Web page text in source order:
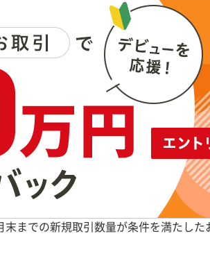
末までの新規取引数量が条件を満たした